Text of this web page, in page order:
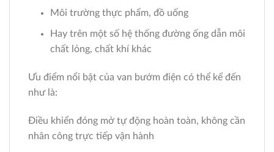
Môi trường thực phẩm, đồ uống
Hay trên một số hệ thống đường ống dẫn môi
chất lỏng, chất khí khác
Ưu điểm nổi bật của van bướm điện có thể kể đến
như là:
Điều khiển đóng mở tự động hoàn toàn, không cần
nhân công trực tiếp vận hành